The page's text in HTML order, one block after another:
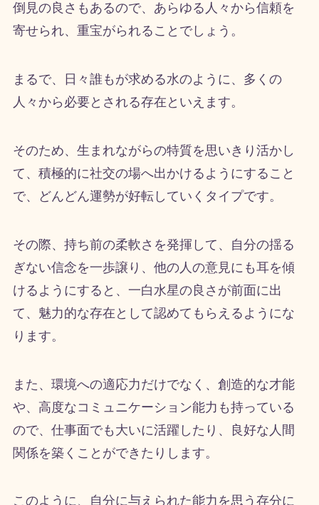
倒見の良さもあるので、あらゆる人々から信頼を
寄せられ、重宝がられることでしょう。
まるで、日々誰もが求める水のように、多くの
人々から必要とされる存在といえます。
そのため、生まれながらの特質を思いきり活かし
て、積極的に社交の場へ出かけるようにすること
で、どんどん運勢が好転していくタイプです。
その際、持ち前の柔軟さを発揮して、自分の揺る
ぎない信念を一歩譲り、他の人の意見にも耳を傾
けるようにすると、一白水星の良さが前面に出
て、魅力的な存在として認めてもらえるようにな
ります。
また、環境への適応力だけでなく、創造的な才能
や、高度なコミュニケーション能力も持っている
ので、仕事面でも大いに活躍したり、良好な人間
関係を築くことができたりします。
このように、自分に与えられた能力を思う存分に